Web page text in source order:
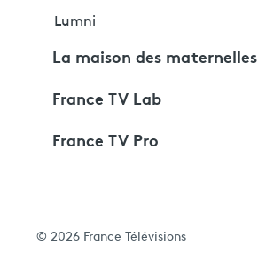
Lumni
La maison des maternelles
France TV Lab
France TV Pro
© 2026 France Télévisions